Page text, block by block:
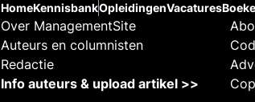
HomeKennisbankOpleidingenVacatures
Over ManagementSite
Auteurs en columnisten
Redactie
Info auteurs & upload artikel >>